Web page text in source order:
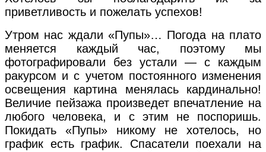
приветливость и пожелать успехов!
Утром нас ждали «Пупы»… Погода на плато
меняется каждый час, поэтому мы
фотографировали без устали — с каждым
ракурсом и с учетом постоянного изменения
освещения картина менялась кардинально!
Величие пейзажа произведет впечатление на
любого человека, и с этим не поспоришь.
Покидать «Пупы» никому не хотелось, но
график есть график. Спасатели поехали на